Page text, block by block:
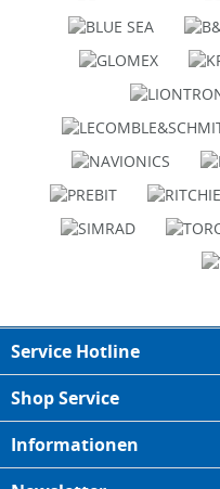
Service Hotline
Shop Service
Informationen